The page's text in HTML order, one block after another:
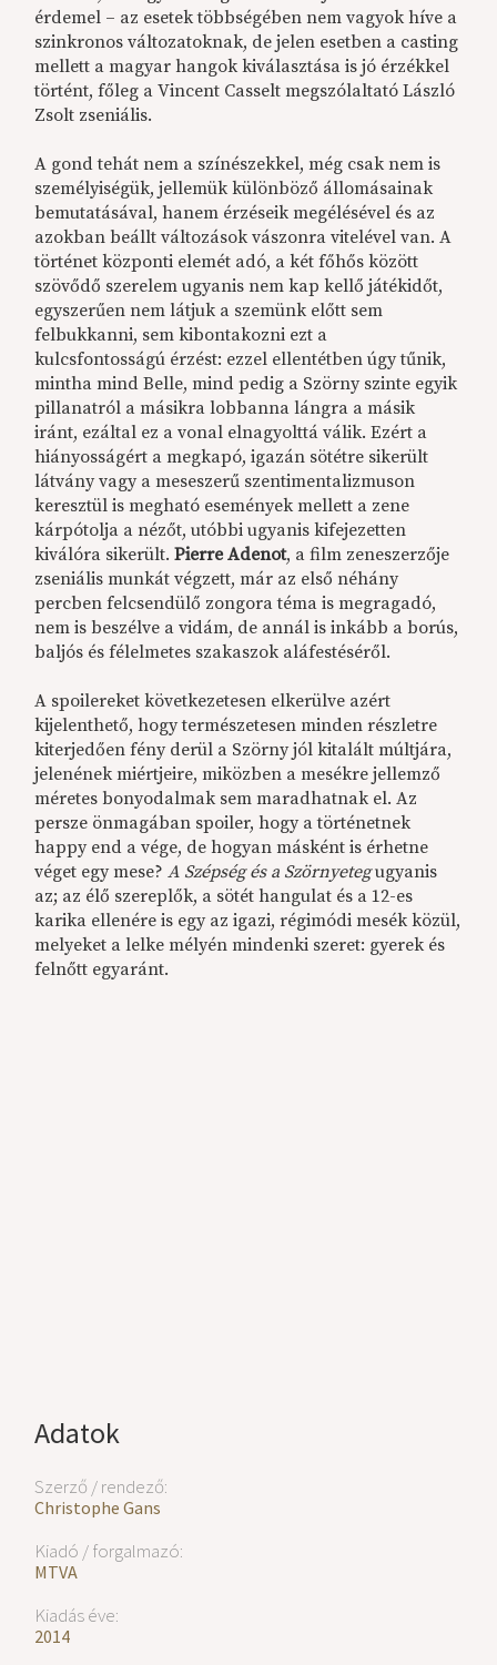
Adatok
Szerző / rendező:
Christophe Gans
Kiadó / forgalmazó:
MTVA
Kiadás éve:
2014
érdemel – az esetek többségében nem vagyok híve a
szinkronos változatoknak, de jelen esetben a casting
mellett a magyar hangok kiválasztása is jó érzékkel
történt, főleg a Vincent Casselt megszólaltató László
Zsolt zseniális.
A gond tehát nem a színészekkel, még csak nem is
személyiségük, jellemük különböző állomásainak
bemutatásával, hanem érzéseik megélésével és az
azokban beállt változások vászonra vitelével van. A
történet központi elemét adó, a két főhős között
szövődő szerelem ugyanis nem kap kellő játékidőt,
egyszerűen nem látjuk a szemünk előtt sem
felbukkanni, sem kibontakozni ezt a
kulcsfontosságú érzést: ezzel ellentétben úgy tűnik,
mintha mind Belle, mind pedig a Szörny szinte egyik
pillanatról a másikra lobbanna lángra a másik
iránt, ezáltal ez a vonal elnagyolttá válik. Ezért a
hiányosságért a megkapó, igazán sötétre sikerült
látvány vagy a meseszerű szentimentalizmuson
keresztül is megható események mellett a zene
kárpótolja a nézőt, utóbbi ugyanis kifejezetten
kiválóra sikerült.Pierre Adenot, a film zeneszerzője
zseniális munkát végzett, már az első néhány
percben felcsendülő zongora téma is megragadó,
nem is beszélve a vidám, de annál is inkább a borús,
baljós és félelmetes szakaszok aláfestéséről.
A spoilereket következetesen elkerülve azért
kijelenthető, hogy természetesen minden részletre
kiterjedően fény derül a Szörny jól kitalált múltjára,
jelenének miértjeire, miközben a mesékre jellemző
méretes bonyodalmak sem maradhatnak el. Az
persze önmagában spoiler, hogy a történetnek
happy end a vége, de hogyan másként is érhetne
véget egy mese?A Szépség és a Szörnyetegugyanis
az; az élő szereplők, a sötét hangulat és a 12-es
karika ellenére is egy az igazi, régimódi mesék közül,
melyeket a lelke mélyén mindenki szeret: gyerek és
felnőtt egyaránt.